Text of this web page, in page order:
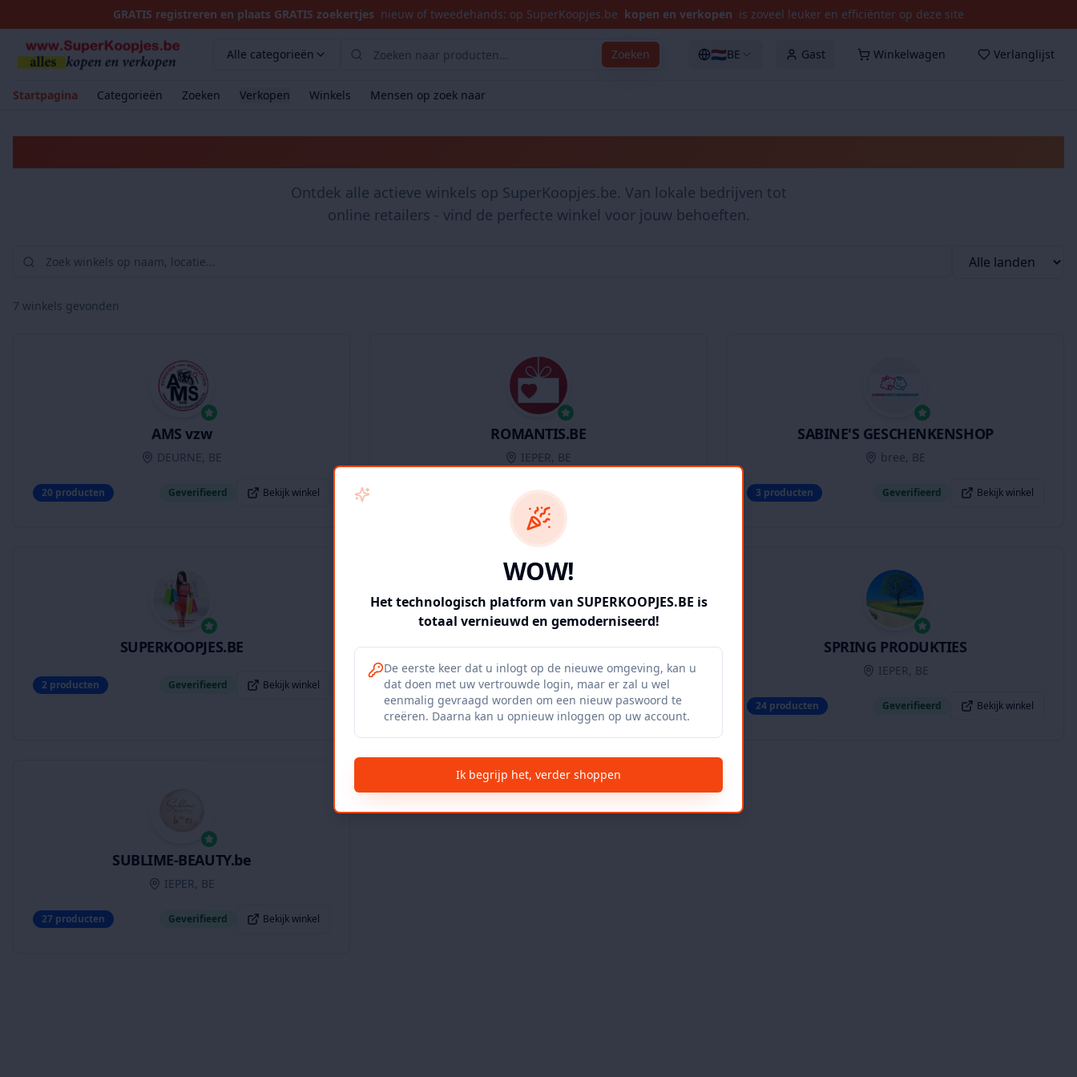
GRATIS registreren en plaats GRATIS zoekertjes nieuw of tweedehands: op SuperKoopjes.be kopen en verkopen is zoveel leuker en efficiënter op deze site
Alle categorieën Zoeken 🇳🇱BE Gast Winkelwagen Verlanglijst
Startpagina Categorieën Zoeken Verkopen Winkels Mensen op zoek naar
Ontdek alle actieve winkels op SuperKoopjes.be. Van lokale bedrijven tot
online retailers - vind de perfecte winkel voor jouw behoeften.
7 winkels gevonden
AMS vzw
DEURNE, BE
20 producten Geverifieerd Bekijk winkel
ROMANTIS.BE
IEPER, BE
Geverifieerd
SABINE'S GESCHENKENSHOP
bree, BE
3 producten Geverifieerd Bekijk winkel
SUPERKOOPJES.BE
2 producten Geverifieerd Bekijk winkel
Iepers Kwartier
Ieper, BE
1120 producten Geverifieerd Bekijk winkel
SPRING PRODUKTIES
IEPER, BE
24 producten Geverifieerd Bekijk winkel
SUBLIME-BEAUTY.be
IEPER, BE
27 producten Geverifieerd Bekijk winkel
WOW!
Het technologisch platform van SUPERKOOPJES.BE is
totaal vernieuwd en gemoderniseerd!
De eerste keer dat u inlogt op de nieuwe omgeving, kan u
dat doen met uw vertrouwde login, maar er zal u wel
eenmalig gevraagd worden om een nieuw paswoord te
creëren. Daarna kan u opnieuw inloggen op uw account.
Ik begrijp het, verder shoppen